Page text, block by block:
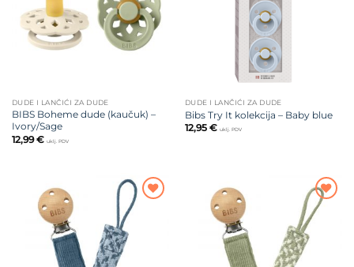
DUDE I LANČIĆI ZA DUDE
BIBS Boheme dude (kaučuk) –
Ivory/Sage
12,99€ uklj. PDV
DUDE I LANČIĆI ZA DUDE
Bibs Try It kolekcija – Baby blue
12,95 € uklj. PDV
Dodajte
Dodajte
na listu